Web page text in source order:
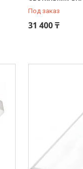
Под заказ
31 400 ₸